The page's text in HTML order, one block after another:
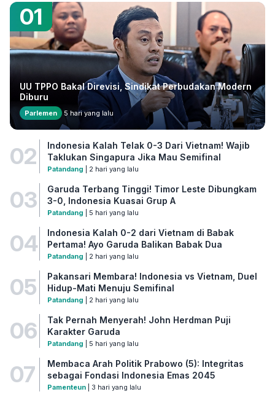
01
UU TPPO Bakal Direvisi, Sindikat Perbudakan Modern
Diburu
Parlemen 5 hari yang lalu
02
Indonesia Kalah Telak 0-3 Dari Vietnam! Wajib
Taklukan Singapura Jika Mau Semifinal
Patandang | 2 hari yang lalu
03
Garuda Terbang Tinggi! Timor Leste Dibungkam
3-0, Indonesia Kuasai Grup A
Patandang | 5 hari yang lalu
04
Indonesia Kalah 0-2 dari Vietnam di Babak
Pertama! Ayo Garuda Balikan Babak Dua
Patandang | 2 hari yang lalu
05
Pakansari Membara! Indonesia vs Vietnam, Duel
Hidup-Mati Menuju Semifinal
Patandang | 2 hari yang lalu
06
Tak Pernah Menyerah! John Herdman Puji
Karakter Garuda
Patandang | 5 hari yang lalu
07
Membaca Arah Politik Prabowo (5): Integritas
sebagai Fondasi Indonesia Emas 2045
Pamenteun| 3 hari yang lalu